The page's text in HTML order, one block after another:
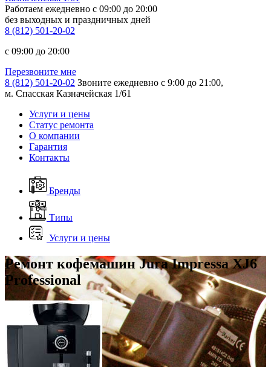
Работаем ежедневно c 09:00 до 20:00
без выходных и праздничных дней
8 (812) 501-20-02
c 09:00 до 20:00
Перезвоните мне
8 (812) 501-20-02 Звоните ежедневно с 9:00 до 21:00,
м. Спасская Казначейская 1/61
Услуги и цены
Статус ремонта
О компании
Гарантия
Контакты
Бренды
Типы
Услуги и цены
Ремонт кофемашин Jura Impressa XJ6
Professional